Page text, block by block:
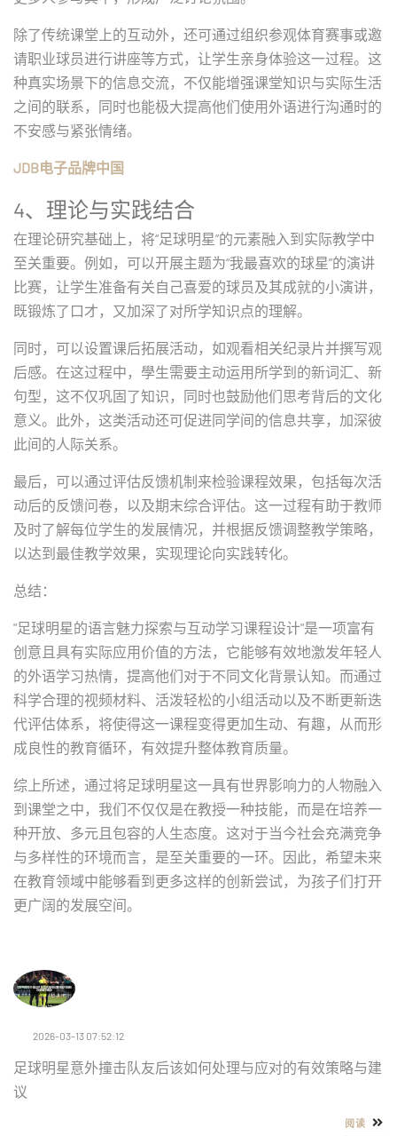
除了传统课堂上的互动外，还可通过组织参观体育赛事或邀
请职业球员进行讲座等方式，让学生亲身体验这一过程。这
种真实场景下的信息交流，不仅能增强课堂知识与实际生活
之间的联系，同时也能极大提高他们使用外语进行沟通时的
不安感与紧张情绪。
JDB电子品牌中国
4、理论与实践结合
在理论研究基础上，将“足球明星”的元素融入到实际教学中
至关重要。例如，可以开展主题为“我最喜欢的球星”的演讲
比赛，让学生准备有关自己喜爱的球员及其成就的小演讲，
既锻炼了口才，又加深了对所学知识点的理解。
同时，可以设置课后拓展活动，如观看相关纪录片并撰写观
后感。在这过程中，學生需要主动运用所学到的新词汇、新
句型，这不仅巩固了知识，同时也鼓励他们思考背后的文化
意义。此外，这类活动还可促进同学间的信息共享，加深彼
此间的人际关系。
最后，可以通过评估反馈机制来检验课程效果，包括每次活
动后的反馈问卷，以及期末综合评估。这一过程有助于教师
及时了解每位学生的发展情况，并根据反馈调整教学策略，
以达到最佳教学效果，实现理论向实践转化。
总结：
"足球明星的语言魅力探索与互动学习课程设计"是一项富有
创意且具有实际应用价值的方法，它能够有效地激发年轻人
的外语学习热情，提高他们对于不同文化背景认知。而通过
科学合理的视频材料、活泼轻松的小组活动以及不断更新迭
代评估体系，将使得这一课程变得更加生动、有趣，从而形
成良性的教育循环，有效提升整体教育质量。
综上所述，通过将足球明星这一具有世界影响力的人物融入
到课堂之中，我们不仅仅是在教授一种技能，而是在培养一
种开放、多元且包容的人生态度。这对于当今社会充满竞争
与多样性的环境而言，是至关重要的一环。因此，希望未来
在教育领域中能够看到更多这样的创新尝试，为孩子们打开
更广阔的发展空间。
2026-03-13 07:52:12
足球明星意外撞击队友后该如何处理与应对的有效策略与建
议
阅读